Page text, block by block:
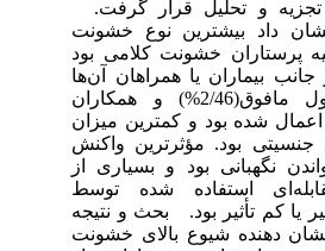
و تحلیل قرار گرفت.
نشان داد بیشترین نوع خشونت
پرستاران خشونت کلامی بود
بیماران یا همراهان آن‌ها
(5/78%)، مسئول مافوق(2/46%) و همکاران
43%) اعمال شده بود و کمترین میزان
بود. مؤثرترین واکنش
نگهبانی بود و بسیاری از
استفاده شده توسط
یا کم تأثیر بود. بحث و نتیجه
دهنده شیوع بالای خشونت